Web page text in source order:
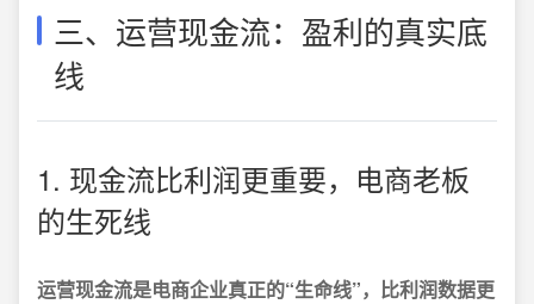
三、运营现金流：盈利的真实底
线
1. 现金流比利润更重要，电商老板
的生死线
运营现金流是电商企业真正的“生命线”，比利润数据更